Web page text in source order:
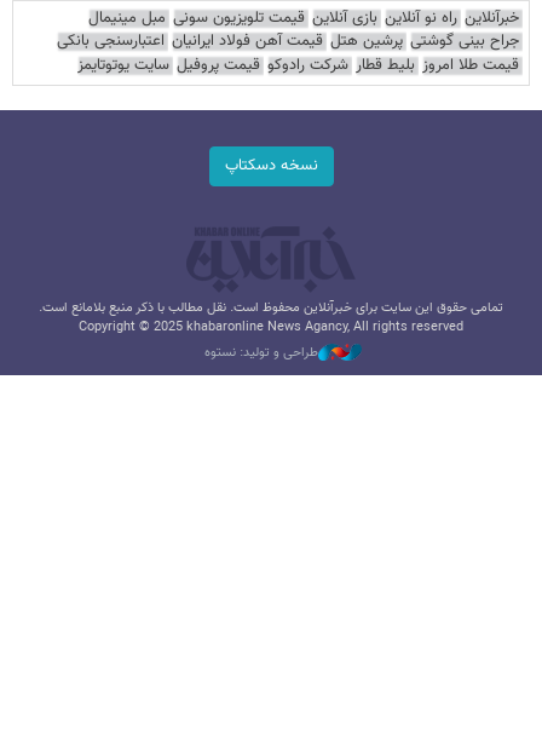
خبرآنلاین راه نو آنلاین بازی آنلاین قیمت تلویزیون سونی مبل مینیمال
جراح بینی گوشتی پرشین هتل قیمت آهن فولاد ایرانیان اعتبارسنجی بانکی
قیمت طلا امروز بلیط قطار شرکت رادوکو قیمت پروفیل سایت یوتوتایمز
نسخه دسکتاپ
تمامی حقوق این سایت برای خبرآنلاین محفوظ است. نقل مطالب با ذکر منبع بلامانع است.
Copyright © 2025 khabaronline News Agancy, All rights reserved
طراحی و تولید: نستوه